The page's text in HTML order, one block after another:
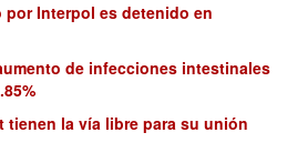
Interpol es detenido en
de infecciones intestinales
tienen la vía libre para su unión